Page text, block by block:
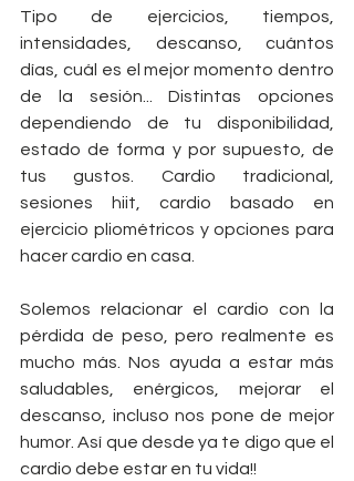
Tipo de ejercicios, tiempos,
intensidades, descanso, cuántos
días, cuál es el mejor momento dentro
de la sesión... Distintas opciones
dependiendo de tu disponibilidad,
estado de forma y por supuesto, de
tus gustos. Cardio tradicional,
sesiones hiit, cardio basado en
ejercicio pliométricos y opciones para
hacer cardio en casa.
Solemos relacionar el cardio con la
pérdida de peso, pero realmente es
mucho más. Nos ayuda a estar más
saludables, enérgicos, mejorar el
descanso, incluso nos pone de mejor
humor. Así que desde ya te digo que el
cardio debe estar en tu vida!!